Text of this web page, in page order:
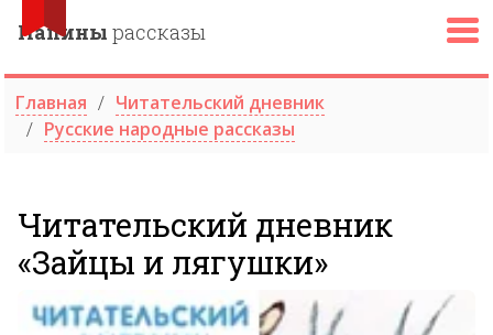
Папины рассказы
Главная
Читательский дневник
Русские народные рассказы
Читательский дневник
«Зайцы и лягушки»